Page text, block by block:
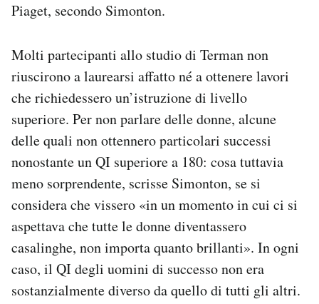
Piaget, secondo Simonton.
Molti partecipanti allo studio di Terman non
riuscirono a laurearsi affatto né a ottenere lavori
che richiedessero un’istruzione di livello
superiore. Per non parlare delle donne, alcune
delle quali non ottennero particolari successi
nonostante un QI superiore a 180: cosa tuttavia
meno sorprendente, scrisse Simonton, se si
considera che vissero «in un momento in cui ci si
aspettava che tutte le donne diventassero
casalinghe, non importa quanto brillanti». In ogni
caso, il QI degli uomini di successo non era
sostanzialmente diverso da quello di tutti gli altri.